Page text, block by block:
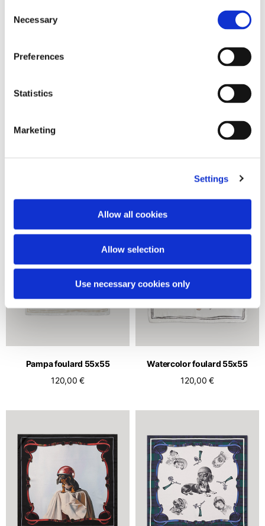
Selection
Necessary
Preferences
Statistics
Marketing
Settings
Allow all cookies
Allow selection
Use necessary cookies only
Pampa foulard 55x55
120,00 €
Watercolor foulard 55x55
120,00 €